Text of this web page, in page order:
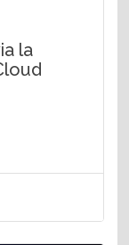
la